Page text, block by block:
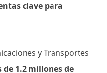
clave para
y Transportes
de 1.2 millones de